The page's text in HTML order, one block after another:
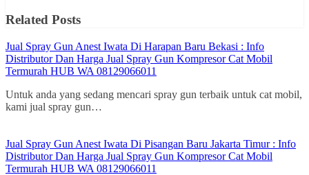
Related Posts
Jual Spray Gun Anest Iwata Di Harapan Baru Bekasi : Info
Distributor Dan Harga Jual Spray Gun Kompresor Cat Mobil
Termurah HUB WA 08129066011
Untuk anda yang sedang mencari spray gun terbaik untuk cat mobil,
kami jual spray gun…
Jual Spray Gun Anest Iwata Di Pisangan Baru Jakarta Timur : Info
Distributor Dan Harga Jual Spray Gun Kompresor Cat Mobil
Termurah HUB WA 08129066011